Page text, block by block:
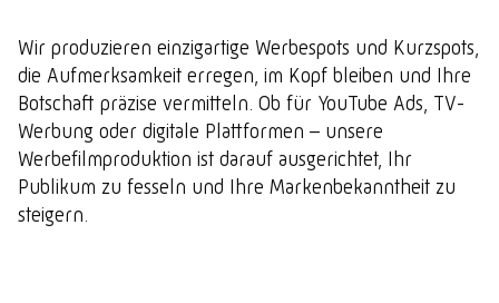
Wir produzieren einzigartige Werbespots und Kurzspots,
die Aufmerksamkeit erregen, im Kopf bleiben und Ihre
Botschaft präzise vermitteln. Ob für YouTube Ads, TV-
Werbung oder digitale Plattformen – unsere
Werbefilmproduktion ist darauf ausgerichtet, Ihr
Publikum zu fesseln und Ihre Markenbekanntheit zu
steigern.